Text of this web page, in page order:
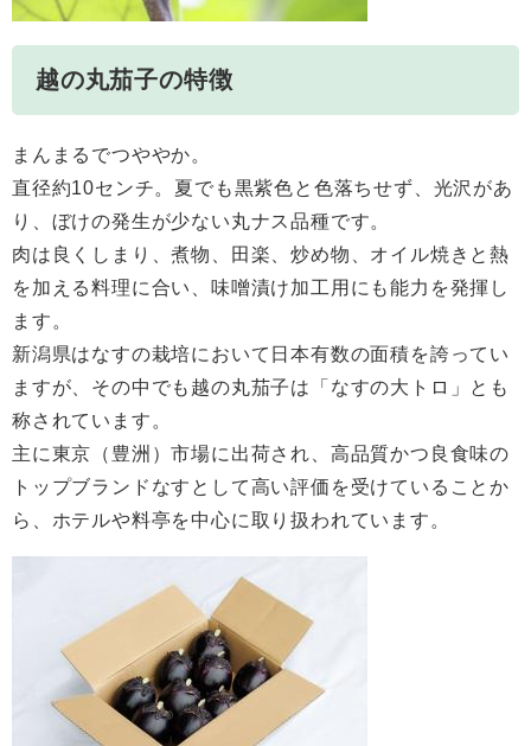
越の丸茄子の特徴
まんまるでつややか。
直径約10センチ。夏でも黒紫色と色落ちせず、光沢があ
り、ぼけの発生が少ない丸ナス品種です。
肉は良くしまり、煮物、田楽、炒め物、オイル焼きと熱
を加える料理に合い、味噌漬け加工用にも能力を発揮し
ます。
新潟県はなすの栽培において日本有数の面積を誇ってい
ますが、その中でも越の丸茄子は「なすの大トロ」とも
称されています。
主に東京（豊洲）市場に出荷され、高品質かつ良食味の
トップブランドなすとして高い評価を受けていることか
ら、ホテルや料亭を中心に取り扱われています。